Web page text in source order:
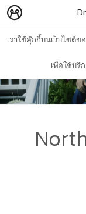
เราใช้คุ๊กกี้บนเว็บไซต์ข
เพื่อใช้บริ